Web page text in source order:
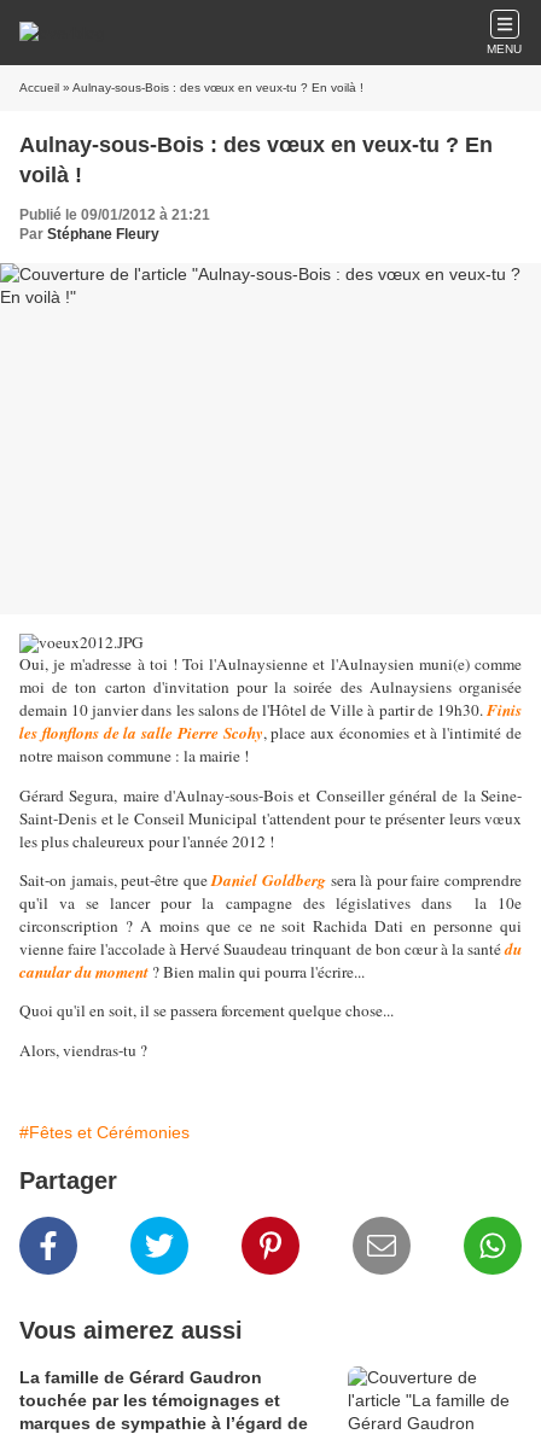
MENU
Accueil » Aulnay-sous-Bois : des vœux en veux-tu ? En voilà !
Aulnay-sous-Bois : des vœux en veux-tu ? En
voilà !
Publié le 09/01/2012 à 21:21
Par Stéphane Fleury
Oui, je m'adresse à toi ! Toi l'Aulnaysienne et l'Aulnaysien muni(e) comme
moi de ton carton d'invitation pour la soirée des Aulnaysiens organisée
demain 10 janvier dans les salons de l'Hôtel de Ville à partir de 19h30.Finis
les flonflons de la salle Pierre Scohy, place aux économies et à l'intimité de
notre maison commune : la mairie !
Gérard Segura, maire d'Aulnay-sous-Bois et Conseiller général de la Seine-
Saint-Denis et le Conseil Municipal t'attendent pour te présenter leurs vœux
les plus chaleureux pour l'année 2012 !
Sait-on jamais, peut-être queDaniel Goldberg sera là pour faire comprendre
qu'il va se lancer pour la campagne des législatives dans
la 10e
circonscription ? A moins que ce ne soit Rachida Dati en personne qui
vienne faire l'accolade à Hervé Suaudeau trinquant de bon cœur à la santédu
canular du moment ? Bien malin qui pourra l'écrire...
Quoi qu'il en soit, il se passera forcement quelque chose...
Alors, viendras-tu ?
#Fêtes et Cérémonies
Partager
Vous aimerez aussi
La famille de Gérard Gaudron
touchée par les témoignages et
marques de sympathie à l’égard de